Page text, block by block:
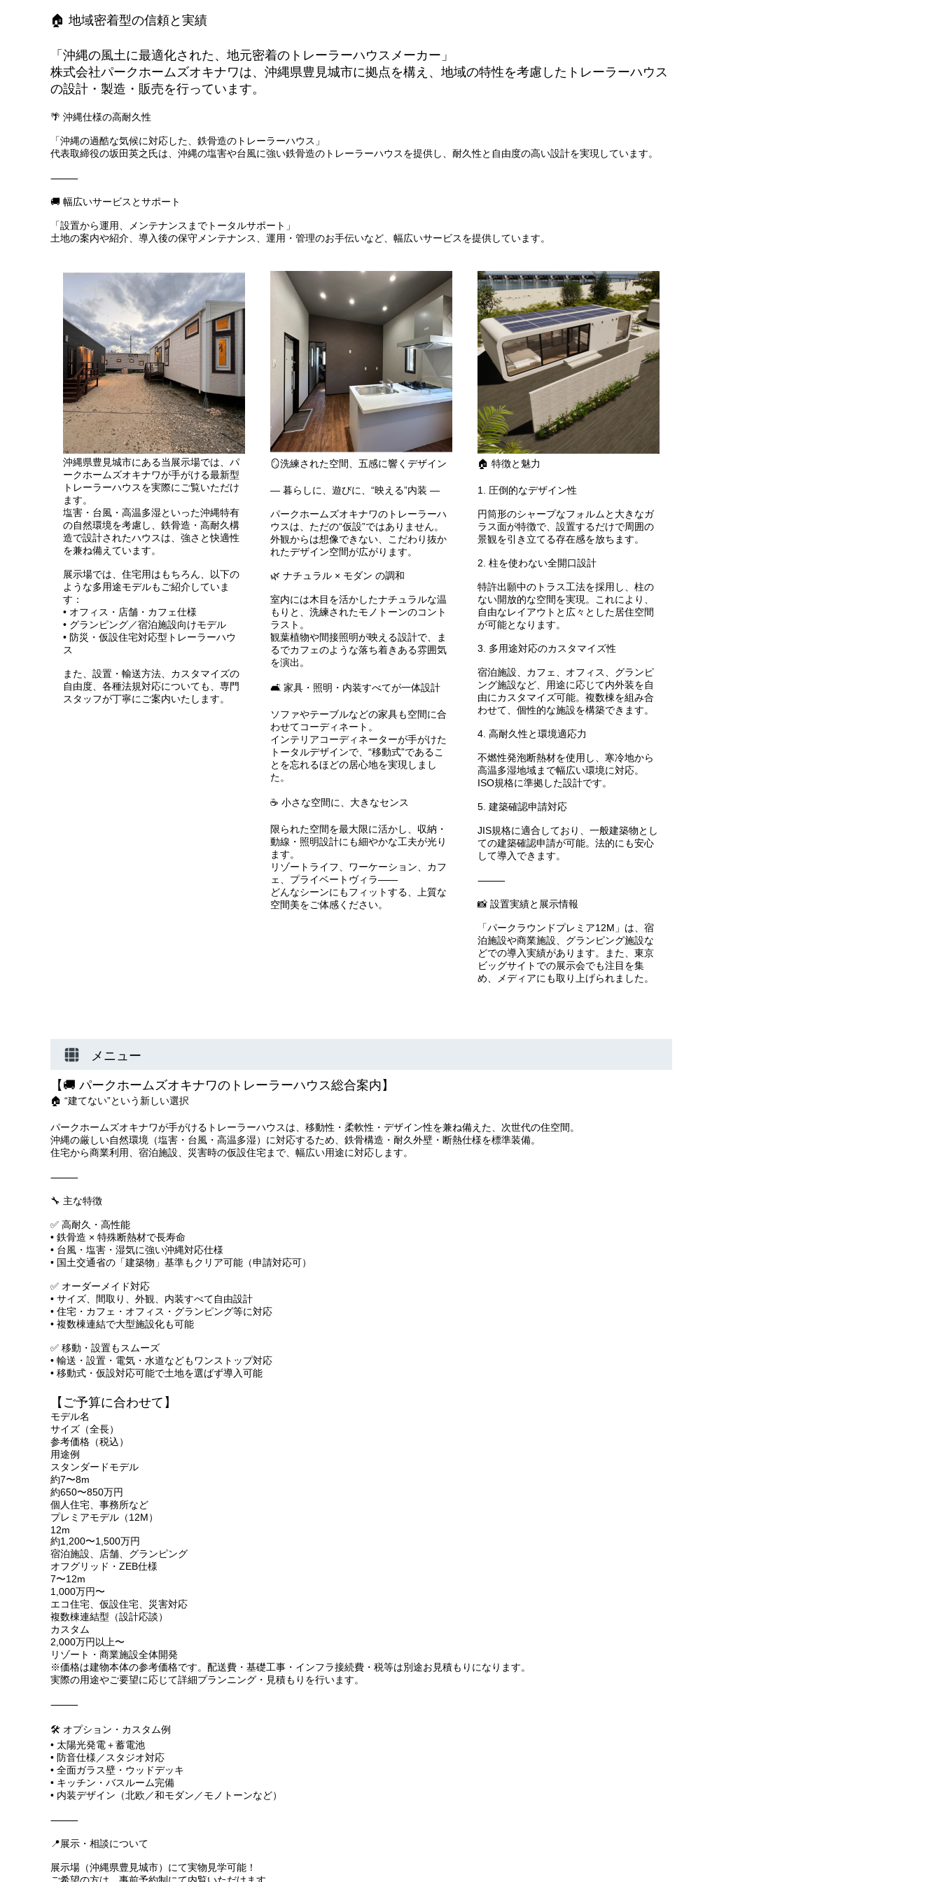
🏠 地域密着型の信頼と実績
「沖縄の風土に最適化された、地元密着のトレーラーハウスメーカー」
株式会社パークホームズオキナワは、沖縄県豊見城市に拠点を構え、地域の特性を考慮したトレーラーハウス
の設計・製造・販売を行っています。
🌴 沖縄仕様の高耐久性
「沖縄の過酷な気候に対応した、鉄骨造のトレーラーハウス」
代表取締役の坂田英之氏は、沖縄の塩害や台風に強い鉄骨造のトレーラーハウスを提供し、耐久性と自由度の高い設計を実現しています。
⸻
🚚 幅広いサービスとサポート
「設置から運用、メンテナンスまでトータルサポート」
土地の案内や紹介、導入後の保守メンテナンス、運用・管理のお手伝いなど、幅広いサービスを提供しています。
沖縄県豊見城市にある当展示場では、パ
ークホームズオキナワが手がける最新型
トレーラーハウスを実際にご覧いただけ
ます。
塩害・台風・高温多湿といった沖縄特有
の自然環境を考慮し、鉄骨造・高耐久構
造で設計されたハウスは、強さと快適性
を兼ね備えています。
展示場では、住宅用はもちろん、以下の
ような多用途モデルもご紹介していま
す：
• オフィス・店舗・カフェ仕様
• グランピング／宿泊施設向けモデル
• 防災・仮設住宅対応型トレーラーハウ
ス
また、設置・輸送方法、カスタマイズの
自由度、各種法規対応についても、専門
スタッフが丁寧にご案内いたします。
🪞洗練された空間、五感に響くデザイン
― 暮らしに、遊びに、“映える”内装 ―
パークホームズオキナワのトレーラーハ
ウスは、ただの“仮設”ではありません。
外観からは想像できない、こだわり抜か
れたデザイン空間が広がります。
🌿 ナチュラル × モダン の調和
室内には木目を活かしたナチュラルな温
もりと、洗練されたモノトーンのコント
ラスト。
観葉植物や間接照明が映える設計で、ま
るでカフェのような落ち着きある雰囲気
を演出。
🛋️ 家具・照明・内装すべてが一体設計
ソファやテーブルなどの家具も空間に合
わせてコーディネート。
インテリアコーディネーターが手がけた
トータルデザインで、“移動式”であるこ
とを忘れるほどの居心地を実現しまし
た。
☕ 小さな空間に、大きなセンス
限られた空間を最大限に活かし、収納・
動線・照明設計にも細やかな工夫が光り
ます。
リゾートライフ、ワーケーション、カフ
ェ、プライベートヴィラ――
どんなシーンにもフィットする、上質な
空間美をご体感ください。
🏠 特徴と魅力
1. 圧倒的なデザイン性
円筒形のシャープなフォルムと大きなガ
ラス面が特徴で、設置するだけで周囲の
景観を引き立てる存在感を放ちます。
2. 柱を使わない全開口設計
特許出願中のトラス工法を採用し、柱の
ない開放的な空間を実現。これにより、
自由なレイアウトと広々とした居住空間
が可能となります。
3. 多用途対応のカスタマイズ性
宿泊施設、カフェ、オフィス、グランピ
ング施設など、用途に応じて内外装を自
由にカスタマイズ可能。複数棟を組み合
わせて、個性的な施設を構築できます。
4. 高耐久性と環境適応力
不燃性発泡断熱材を使用し、寒冷地から
高温多湿地域まで幅広い環境に対応。
ISO規格に準拠した設計です。
5. 建築確認申請対応
JIS規格に適合しており、一般建築物とし
ての建築確認申請が可能。法的にも安心
して導入できます。
⸻
📸 設置実績と展示情報
「パークラウンドプレミア12M」は、宿
泊施設や商業施設、グランピング施設な
どでの導入実績があります。また、東京
ビッグサイトでの展示会でも注目を集
め、メディアにも取り上げられました。
メニュー
【🚚 パークホームズオキナワのトレーラーハウス総合案内】
🏠 “建てない”という新しい選択
パークホームズオキナワが手がけるトレーラーハウスは、移動性・柔軟性・デザイン性を兼ね備えた、次世代の住空間。
沖縄の厳しい自然環境（塩害・台風・高温多湿）に対応するため、鉄骨構造・耐久外壁・断熱仕様を標準装備。
住宅から商業利用、宿泊施設、災害時の仮設住宅まで、幅広い用途に対応します。
⸻
🔧 主な特徴
✅ 高耐久・高性能
• 鉄骨造 × 特殊断熱材で長寿命
• 台風・塩害・湿気に強い沖縄対応仕様
• 国土交通省の「建築物」基準もクリア可能（申請対応可）
✅ オーダーメイド対応
• サイズ、間取り、外観、内装すべて自由設計
• 住宅・カフェ・オフィス・グランピング等に対応
• 複数棟連結で大型施設化も可能
✅ 移動・設置もスムーズ
• 輸送・設置・電気・水道などもワンストップ対応
• 移動式・仮設対応可能で土地を選ばず導入可能
【ご予算に合わせて】
モデル名
サイズ（全長）
参考価格（税込）
用途例
スタンダードモデル
約7〜8m
約650〜850万円
個人住宅、事務所など
プレミアモデル（12M）
12m
約1,200〜1,500万円
宿泊施設、店舗、グランピング
オフグリッド・ZEB仕様
7〜12m
1,000万円〜
エコ住宅、仮設住宅、災害対応
複数棟連結型（設計応談）
カスタム
2,000万円以上〜
リゾート・商業施設全体開発
※価格は建物本体の参考価格です。配送費・基礎工事・インフラ接続費・税等は別途お見積もりになります。
実際の用途やご要望に応じて詳細プランニング・見積もりを行います。
⸻
🛠️ オプション・カスタム例
• 太陽光発電＋蓄電池
• 防音仕様／スタジオ対応
• 全面ガラス壁・ウッドデッキ
• キッチン・バスルーム完備
• 内装デザイン（北欧／和モダン／モノトーンなど）
⸻
📍展示・相談について
展示場（沖縄県豊見城市）にて実物見学可能！